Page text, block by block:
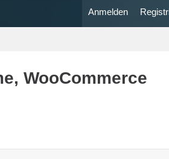
Anmelden
WooCommerce